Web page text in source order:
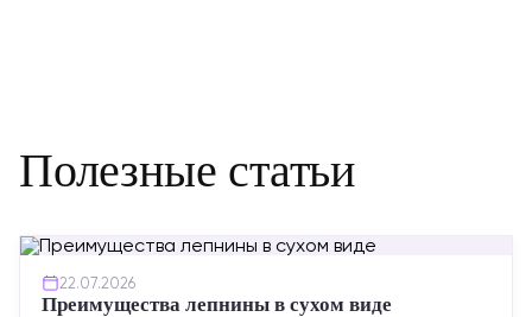
Полезные статьи
22.07.2026
Преимущества лепнины в сухом виде